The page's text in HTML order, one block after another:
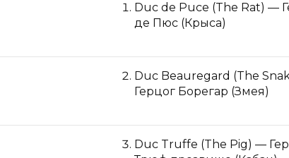
Duc de Puce (The Rat) —
де Пюс (Крыса)
Duc Beauregard (The
Герцог Борегар (Змея)
Duc Truffe (The Pig) —